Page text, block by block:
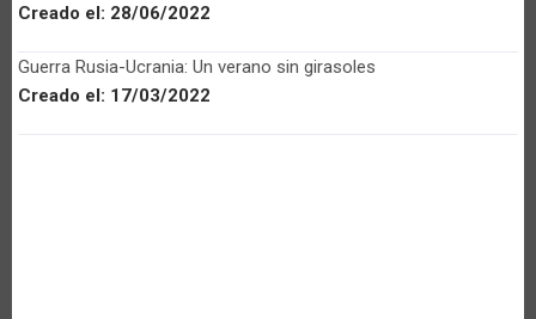
Creado el: 28/06/2022
Guerra Rusia-Ucrania: Un verano sin girasoles
Creado el: 17/03/2022